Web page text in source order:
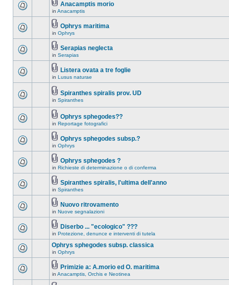
Anacamptis morio
in Anacamptis
Ophrys maritima
in Ophrys
Serapias neglecta
in Serapias
Listera ovata a tre foglie
in Lusus naturae
Spiranthes spiralis prov. UD
in Spiranthes
Ophrys sphegodes??
in Reportage fotografici
Ophrys sphegodes subsp.?
in Ophrys
Ophrys sphegodes ?
in Richieste di determinazione o di conferma
Spiranthes spiralis, l'ultima dell'anno
in Spiranthes
Nuovo ritrovamento
in Nuove segnalazioni
Diserbo ... "ecologico" ???
in Protezione, denunce e interventi di tutela
Ophrys sphegodes subsp. classica
in Ophrys
Primizie a: A.morio ed O. maritima
in Anacamptis, Orchis e Neotinea